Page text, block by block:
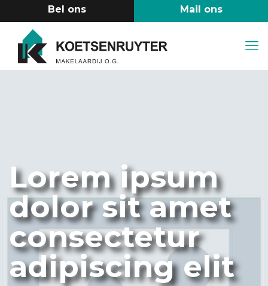
Lorem ipsum
dolor sit amet
consectetur
adipiscing elit